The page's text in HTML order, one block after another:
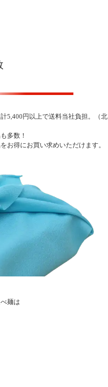
5,400円以上で送料当社負担。（北
多数！
お得にお買い求めいただけます。
麺は